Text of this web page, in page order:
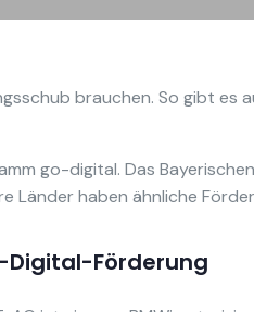
brauchen. So gibt es
go-digital. Das
Länder haben ähnliche
Digital-Förderung